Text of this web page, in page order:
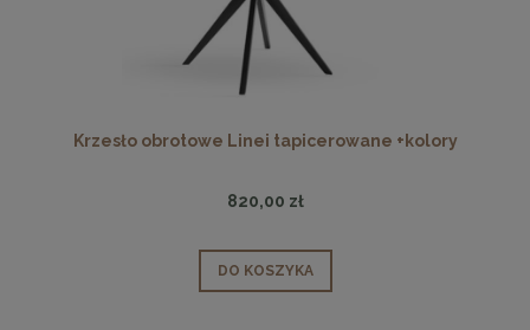
Krzesło obrotowe Linei tapicerowane +kolory
820,00 zł
DO KOSZYKA